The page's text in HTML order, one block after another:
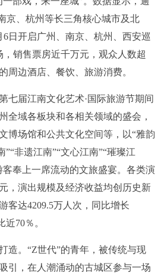
京、杭州等长三角核心城市及北
日开启广州、南京、杭州、西安巡
销售票房近千万元，观众人数超
周边酒店、餐饮、旅游消费。
届江南文化艺术·国际旅游节期间
全域各板块和各相关领域的盛会，
博场馆和公共文化空间等，以“雅韵
”“非遗江南”“文心江南”“璀璨江
奉上一席流动的文旅盛宴。各类演
，演出规模及经济收益均创历史新
客达4209.5万人次，同比增长
70％。
。“Z世代”的青年，被传统与现
引，在人潮涌动的古城区参与一场